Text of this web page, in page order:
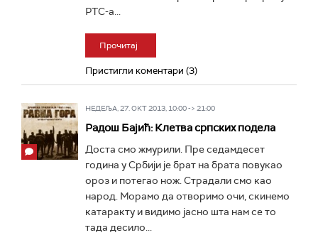
РТС-а...
Прочитај
Пристигли коментари (3)
НЕДЕЉА, 27. ОКТ 2013, 10:00 -> 21:00
Радош Бајић: Клетва српских подела
Доста смо жмурили. Пре седамдесет
година у Србији је брат на брата повукао
ороз и потегао нож. Страдали смо као
народ. Морамо да отворимо очи, скинемо
катаракту и видимо јасно шта нам се то
тада десило...